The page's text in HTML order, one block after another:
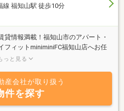
線 福知山駅 徒歩10分
貸情報満載！福知山市のアパート・
フィットminiminiFC福知山店へお任
験豊富なスタッフが全力でサポー
っと見る
産会社が取り扱う
件を探す